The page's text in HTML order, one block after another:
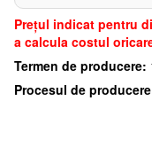
Preţul indicat pentru
a calcula costul
Termen de producere:
Procesul de